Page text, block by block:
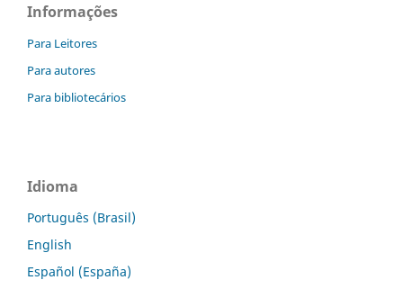
Informações
Para Leitores
Para autores
Para bibliotecários
Idioma
Português (Brasil)
English
Español (España)